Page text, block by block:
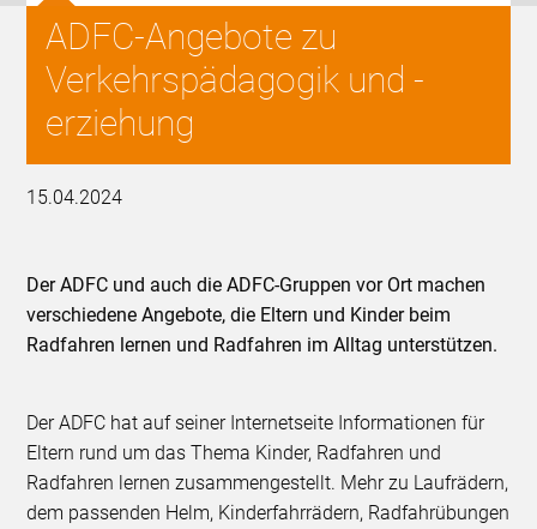
ADFC-Angebote zu
Verkehrspädagogik und -
erziehung
15.04.2024
Der ADFC und auch die ADFC-Gruppen vor Ort machen
verschiedene Angebote, die Eltern und Kinder beim
Radfahren lernen und Radfahren im Alltag unterstützen.
Der ADFC hat auf seiner Internetseite Informationen für
Eltern rund um das Thema Kinder, Radfahren und
Radfahren lernen zusammengestellt. Mehr zu Laufrädern,
dem passenden Helm, Kinderfahrrädern, Radfahrübungen